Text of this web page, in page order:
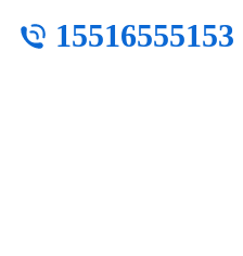
15516555153